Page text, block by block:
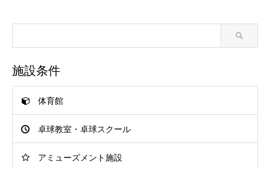
施設条件
体育館
卓球教室・卓球スクール
アミューズメント施設